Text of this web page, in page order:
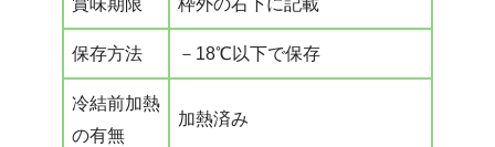
賞味期限 枠外の右下に記載
保存方法 －18℃以下で保存
冷結前加熱
の有無
加熱済み